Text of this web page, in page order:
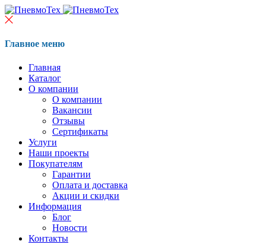
Главное меню
Главная
Каталог
О компании
О компании
Вакансии
Отзывы
Сертификаты
Услуги
Наши проекты
Покупателям
Гарантии
Оплата и доставка
Акции и скидки
Информация
Блог
Новости
Контакты